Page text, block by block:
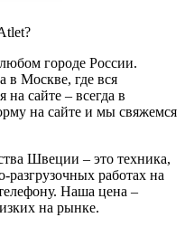
городе России.
в Москве, где вся
на сайте – всегда в
на сайте и мы свяжемся
Швеции – это техника,
разгрузочных работах на
Наша цена –
на рынке.